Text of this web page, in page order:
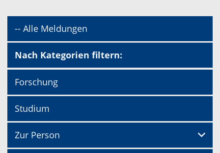
-- Alle Meldungen
Nach Kategorien filtern:
Forschung
Studium
Zur Person